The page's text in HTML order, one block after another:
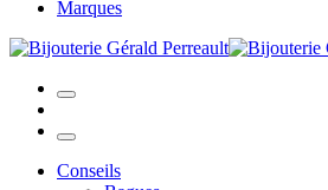
Marques
Conseils